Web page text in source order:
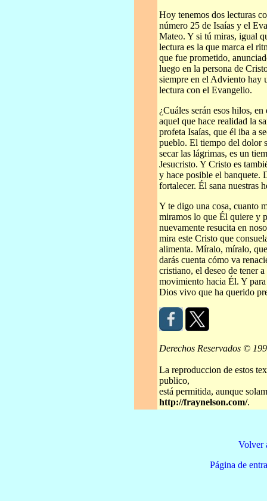
Hoy tenemos dos lecturas
número 25 de Isaías y el
Mateo. Y si tú miras, igual
lectura es la que marca el
que fue prometido,
luego en la persona de
siempre en el Adviento hay
lectura con el Evangelio.
¿Cuáles serán esos hilos,
aquel que hace realidad la
profeta Isaías, que él iba a
pueblo. El tiempo del dolor
secar las lágrimas, es un
Jesucristo. Y Cristo es
y hace posible el banquete.
fortalecer. Él sana nuestras
Y te digo una cosa, cuanto
miramos lo que Él quiere y
nuevamente resucita en
mira este Cristo que
alimenta. Míralo, míralo,
darás cuenta cómo va
cristiano, el deseo de tener
movimiento hacia Él. Y
Dios vivo que ha querido
Derechos Reservados ©
La reproduccion de estos
publico,
está permitida, aunque
http://fraynelson.com/.
Volver
Página de